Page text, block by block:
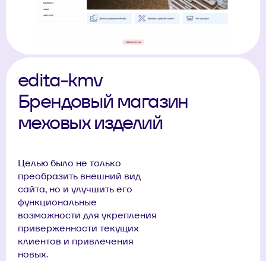
edita-kmv
Брендовый магазин
меховых изделий
Целью было не только
преобразить внешний вид
сайта, но и улучшить его
функциональные
возможности для укрепления
приверженности текущих
клиентов и привлечения
новых.